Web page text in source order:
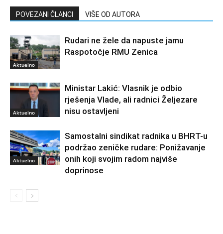
POVEZANI ČLANCI VIŠE OD AUTORA
Aktuelno
Rudari ne žele da napuste jamu
Raspotočje RMU Zenica
Aktuelno
Ministar Lakić: Vlasnik je odbio
rješenja Vlade, ali radnici Željezare
nisu ostavljeni
Aktuelno
Samostalni sindikat radnika u BHRT-u
podržao zeničke rudare: Ponižavanje
onih koji svojim radom najviše
doprinose